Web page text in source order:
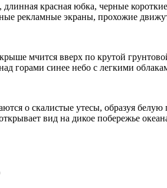
красная юбка, черные
рекламные экраны, прохожие
мчится вверх по крутой
горами синее небо с легкими
о скалистые утесы, образуя
вид на дикое побережье